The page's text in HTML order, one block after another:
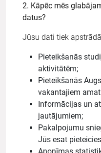
2. Kāpēc mēs
datus?
Jūsu dati tiek
Pieteikšanās
aktivitātēm;
Pieteikšanās
vakantajiem
Informācijas un
jautājumiem;
Pakalpojumu
Jūs esat